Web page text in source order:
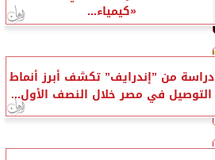
«كيمياء...
دراسة من ”إندرايف” تكشف أبرز أنماط
التوصيل في مصر خلال النصف الأول...